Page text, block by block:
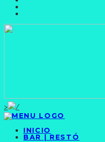
>
INICIO
BAR | RESTÓ